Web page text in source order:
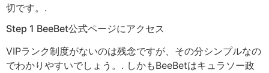
切です。.
Step 1 BeeBet公式ページにアクセス
VIPランク制度がないのは残念ですが、その分シンプルなの
でわかりやすいでしょう。. しかもBeeBetはキュラソー政